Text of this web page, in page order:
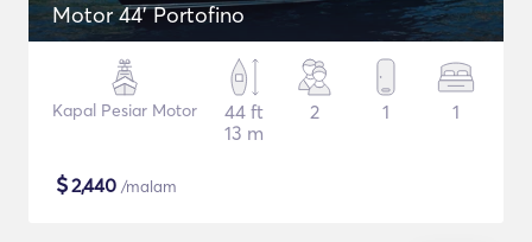
Motor 44' Portofino
Kapal Pesiar Motor
44 ft
13 m
2 1 1
$2,440 /malam